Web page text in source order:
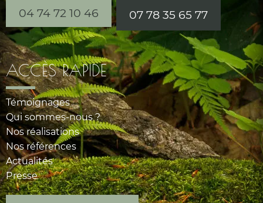
04 74 72 10 46 07 78 35 65 77
ACCÈS RAPIDE
Témoignages
Qui sommes-nous ?
Nos réalisations
Nos références
Actualités
Presse